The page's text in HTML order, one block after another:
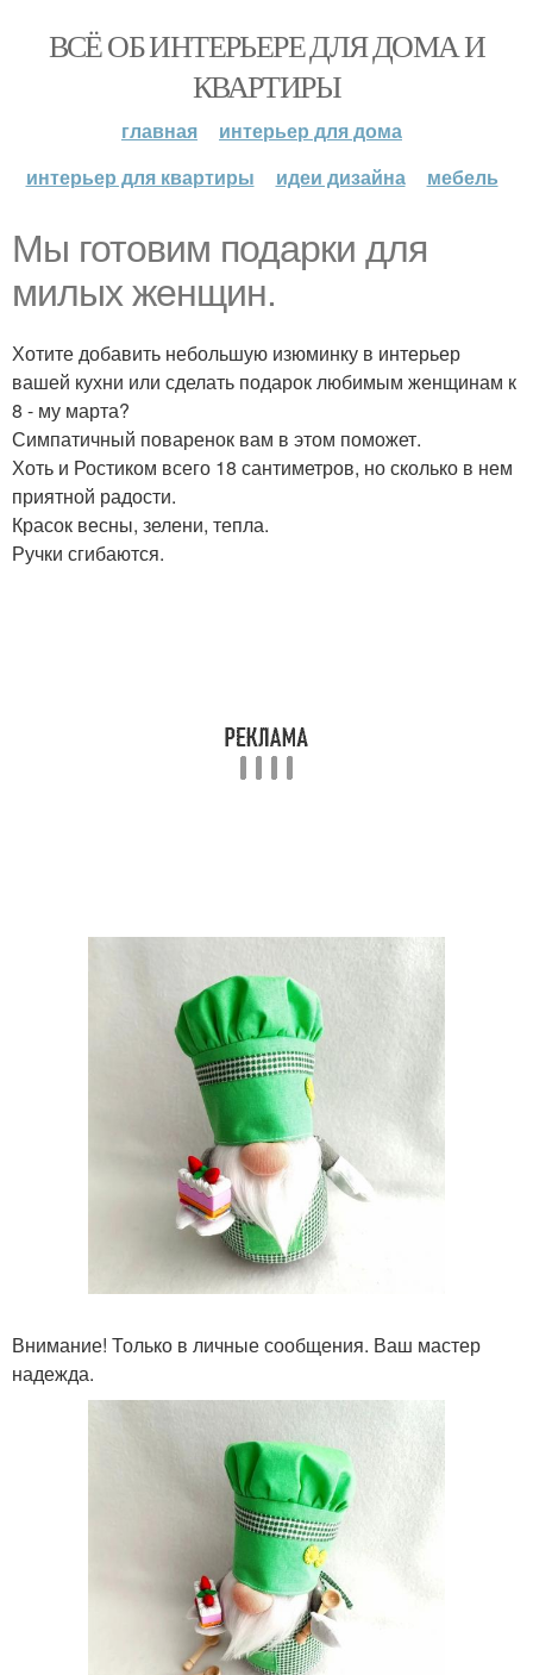
ВСЁ ОБ ИНТЕРЬЕРЕ ДЛЯ ДОМА И
КВАРТИРЫ
главная
интерьер для дома
интерьер для квартиры
идеи дизайна мебель
Мы готовим подарки для
милых женщин.
Хотите добавить небольшую изюминку в интерьер
вашей кухни или сделать подарок любимым женщинам к
8 - му марта?
Симпатичный поваренок вам в этом поможет.
Хоть и Ростиком всего 18 сантиметров, но сколько в нем
приятной радости.
Красок весны, зелени, тепла.
Ручки сгибаются.
Внимание! Только в личные сообщения. Ваш мастер
надежда.